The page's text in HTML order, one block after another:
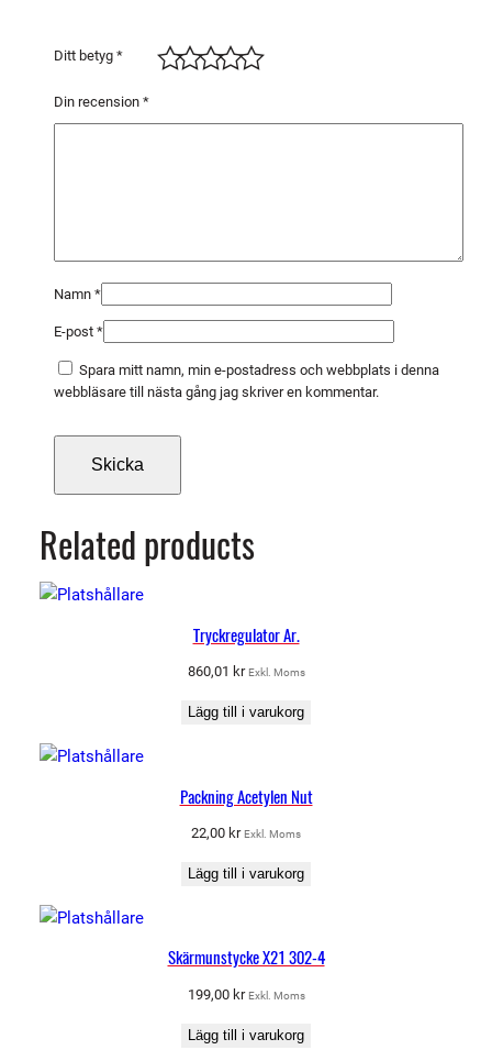
Ditt betyg *
Din recension *
Namn *
E-post *
Spara mitt namn, min e-postadress och webbplats i denna
webbläsare till nästa gång jag skriver en kommentar.
Related products
Tryckregulator Ar.
860,01 kr Exkl. Moms
Lägg till i varukorg
Packning Acetylen Nut
22,00 kr Exkl. Moms
Lägg till i varukorg
Skärmunstycke X21 302-4
199,00 kr Exkl. Moms
Lägg till i varukorg